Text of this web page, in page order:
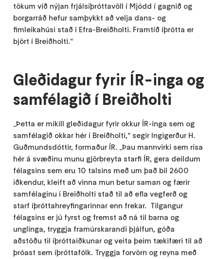
tökum við nýjan frjálsíþróttavöll í Mjódd í gagnið og
borgarráð hefur samþykkt að velja dans- og
fimleikahúsi stað í Efra-Breiðholti. Framtíð íþrótta er
björt í Breiðholti.“
Gleðidagur fyrir ÍR-inga og
samfélagið í Breiðholti
„Þetta er mikill gleðidagur fyrir okkur ÍR-inga sem og
samfélagið okkar hér í Breiðholti,“ segir Ingigerður H.
Guðmundsdóttir, formaður ÍR. „Þau mannvirki sem rísa
hér á svæðinu munu gjörbreyta starfi ÍR, gera deildum
félagsins sem eru 10 talsins með um það bil 2600
iðkendur, kleift að vinna mun betur saman og færir
samfélaginu í Breiðholti stað til að efla vegferð og
starf íþróttahreyfingarinnar enn frekar. Tilgangur
félagsins er jú fyrst og fremst að ná til barna og
unglinga, tryggja framúrskarandi þjálfun, góða
aðstöðu til íþróttaiðkunar og veita þeim tækifæri til að
þróast sem íþróttafólk. Tryggja forvörn og reyna með